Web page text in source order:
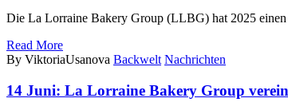
Die La Lorraine Bakery Group (LLBG) hat 2025
Read More
By ViktoriaUsanova Backwelt Nachrichten
14 Juni: La Lorraine Bakery Group